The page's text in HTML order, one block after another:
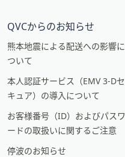
QVCからのお知らせ
熊本地震による配送への影響に
ついて
本人認証サービス（EMV 3-Dセ
キュア）の導入について
お客様番号（ID）およびパスワ
ードの取扱いに関するご注意
停波のお知らせ